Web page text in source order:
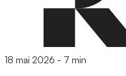
18 mai 2026 - 7 min